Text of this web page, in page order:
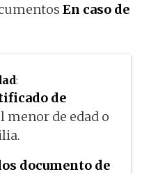
En caso de
:
de
menor de edad o
documento de